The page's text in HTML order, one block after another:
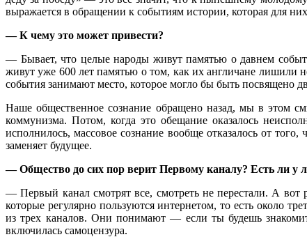
выражается в обращении к событиям истории, которая для
— К чему это может привести?
— Бывает, что целые народы живут памятью о давнем
живут уже 600 лет памятью о том, как их англичане лишили
события занимают место, которое могло бы быть посвящено
Наше общественное сознание обращено назад, мы в этом
коммунизма. Потом, когда это обещание оказалось
исполнилось, массовое сознание вообще отказалось от
заменяет будущее.
— Общество до сих пор верит Первому каналу? Есть ли у
— Первый канал смотрят все, смотреть не перестали. А
которые регулярно пользуются интернетом, то есть около
из трех каналов. Они понимают — если ты будешь
включилась самоцензура.